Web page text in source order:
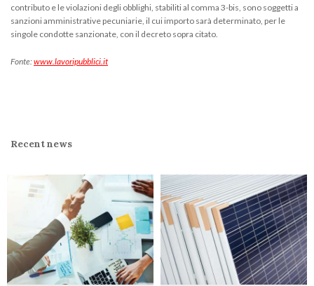
contributo e le violazioni degli obblighi, stabiliti al comma 3-bis, sono soggetti a
sanzioni amministrative pecuniarie, il cui importo sarà determinato, per le
singole condotte sanzionate, con il decreto sopra citato.
Fonte:www.lavoripubblici.it
Recent news